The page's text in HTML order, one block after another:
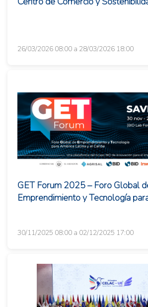
26/03/2026 08:00 a 28/03/2026 18:00
GET Forum 2025 – Foro Global
Emprendimiento y Tecnología
30/11/2025 08:00 a 02/12/2025 17:00